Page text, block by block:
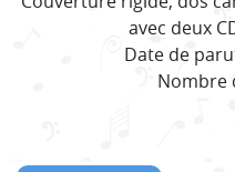
avec deux
Date de
Nombre